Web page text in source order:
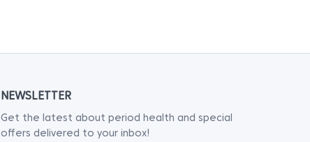
NEWSLETTER
Get the latest about period health and special
offers delivered to your inbox!